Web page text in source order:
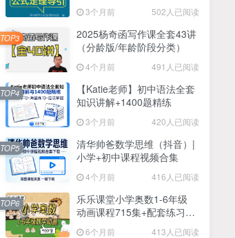
3个月前 502人已阅读
2025杨奇函写作课全套43讲
（分龄版/年龄阶段分类）
4个月前 491人已阅读
TOP3
【Katie老师】初中语法全套
知识讲解+1400题精练
3个月前 420人已阅读
TOP4
清华帅爸数学思维（抖音）|
小学+初中课程视频合集
4个月前 416人已阅读
TOP5
乐乐课堂小学奥数1-6年级
动画课程715集+配套练习册
6个月前 413人已阅读
TOP6